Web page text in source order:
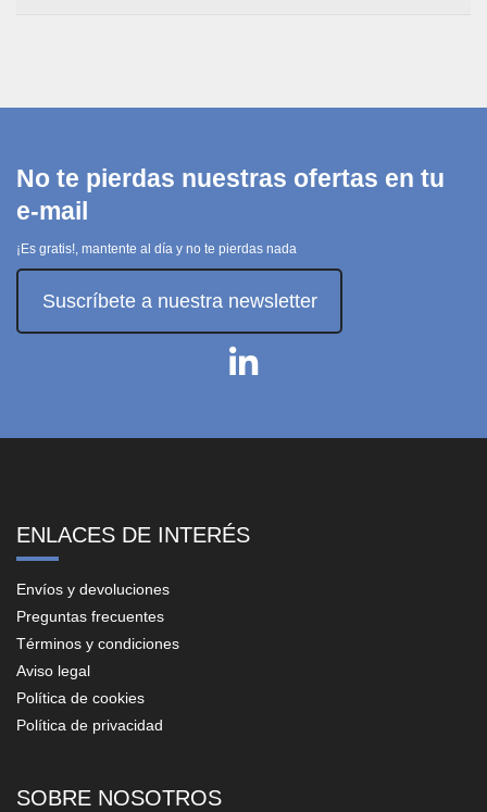
No te pierdas nuestras ofertas en tu
e-mail
¡Es gratis!, mantente al día y no te pierdas nada
Suscríbete a nuestra newsletter
ENLACES DE INTERÉS
Envíos y devoluciones
Preguntas frecuentes
Términos y condiciones
Aviso legal
Política de cookies
Política de privacidad
SOBRE NOSOTROS